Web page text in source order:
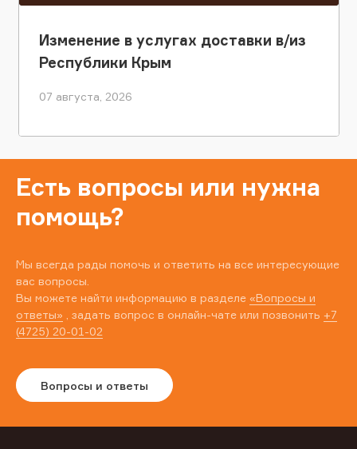
Изменение в услугах доставки в/из
Республики Крым
07 августа, 2026
Есть вопросы или нужна
помощь?
Мы всегда рады помочь и ответить на все интересующие
вас вопросы.
Вы можете найти информацию в разделе «Вопросы и
ответы» , задать вопрос в онлайн-чате или позвонить +7
(4725) 20-01-02
Вопросы и ответы